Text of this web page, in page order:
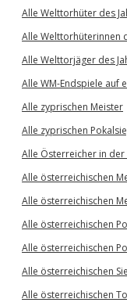
Alle Welttorhüter des
Alle Welttorhüterinnen
Alle Welttorjäger des
Alle WM-Endspiele auf
Alle zyprischen Meister
Alle zyprischen
Alle Österreicher in der
Alle österreichischen
Alle österreichischen
Alle österreichischen
Alle österreichischen
Alle österreichischen
Alle österreichischen